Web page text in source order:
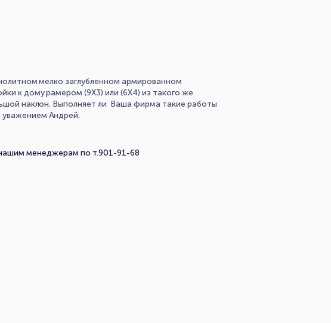
мелко заглубленном армированном
к дому рамером (9Х3) или (6Х4) из такого же
наклон. Выполняет ли Ваша фирма такие работы
Андрей.
менеджерам по т.901-91-68